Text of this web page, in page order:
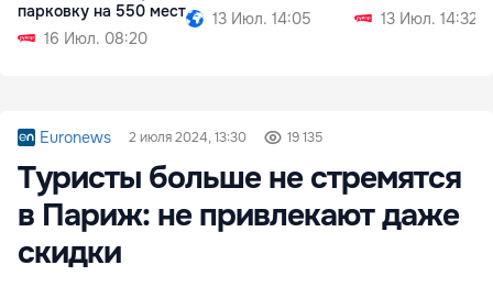
парковку на 550 мест
16 Июл. 08:20
13 Июл. 14:05
13 Июл. 14:32
Euronews 2 июля 2024, 13:30 19 135
Туристы больше не стремятся
в Париж: не привлекают даже
скидки